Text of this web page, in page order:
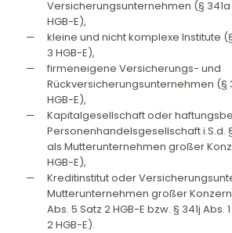
Versicherungsunternehmen (§ 341a
HGB-E),
kleine und nicht komplexe Institute
3 HGB-E),
firmeneigene Versicherungs- und
Rückversicherungsunternehmen (§
HGB-E),
Kapitalgesellschaft oder
Personenhandelsgesellschaft i.S.d. §
als Mutterunternehmen großer
HGB-E),
Kreditinstitut oder
Mutterunternehmen großer
Abs. 5 Satz 2 HGB-E bzw. § 341j Abs.
2 HGB-E).